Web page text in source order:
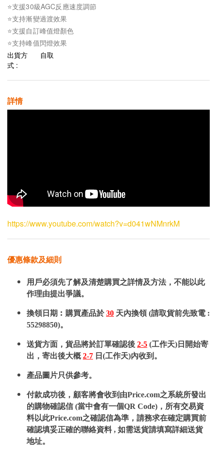
⭐支援30級AGC反應速度調節
⭐支持漸變過渡效果
⭐支援自訂峰值燈顏色
⭐支持峰值閃燈效果
出貨方
式 :
自取
詳情
https://www.youtube.com/watch?v=d041wNMnrkM
優惠條款及細則
用戶必須先了解及清楚購買之詳情及方法，不能以此
作理由提出爭議。
換領日期︰購買產品於30 天內換領 (請取貨前先致電 :
55298850)。
送貨方面，貨品將於訂單確認後 2-5 (工作天)日開始寄
出，寄出後大概2-7 日(工作天)內收到。
產品圖片只供參考。
付款成功後，顧客將會收到由Price.com之系統所發出
的購物確認信 (當中會有一個QR Code)，所有交易資
料以此Price.com之確認信為準，請務求在確定購買前
確認填妥正確的聯絡資料 , 如需送貨請填寫詳細送貨
地址。